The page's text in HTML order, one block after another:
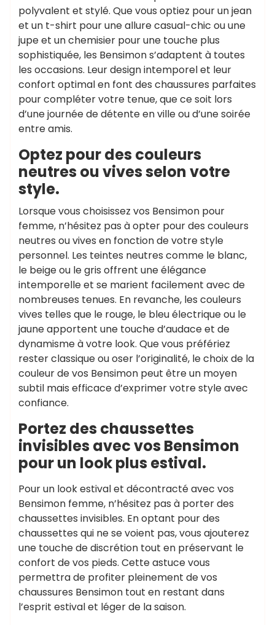
polyvalent et stylé. Que vous optiez pour un jean
et un t-shirt pour une allure casual-chic ou une
jupe et un chemisier pour une touche plus
sophistiquée, les Bensimon s’adaptent à toutes
les occasions. Leur design intemporel et leur
confort optimal en font des chaussures parfaites
pour compléter votre tenue, que ce soit lors
d’une journée de détente en ville ou d’une soirée
entre amis.
Optez pour des couleurs
neutres ou vives selon votre
style.
Lorsque vous choisissez vos Bensimon pour
femme, n’hésitez pas à opter pour des couleurs
neutres ou vives en fonction de votre style
personnel. Les teintes neutres comme le blanc,
le beige ou le gris offrent une élégance
intemporelle et se marient facilement avec de
nombreuses tenues. En revanche, les couleurs
vives telles que le rouge, le bleu électrique ou le
jaune apportent une touche d’audace et de
dynamisme à votre look. Que vous préfériez
rester classique ou oser l’originalité, le choix de la
couleur de vos Bensimon peut être un moyen
subtil mais efficace d’exprimer votre style avec
confiance.
Portez des chaussettes
invisibles avec vos Bensimon
pour un look plus estival.
Pour un look estival et décontracté avec vos
Bensimon femme, n’hésitez pas à porter des
chaussettes invisibles. En optant pour des
chaussettes qui ne se voient pas, vous ajouterez
une touche de discrétion tout en préservant le
confort de vos pieds. Cette astuce vous
permettra de profiter pleinement de vos
chaussures Bensimon tout en restant dans
l’esprit estival et léger de la saison.